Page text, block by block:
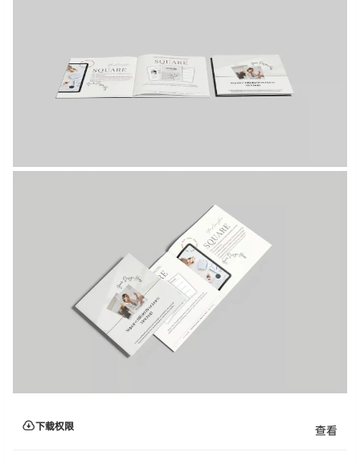
下载权限 查看